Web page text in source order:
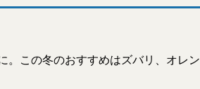
。この冬のおすすめはズバリ、オレン